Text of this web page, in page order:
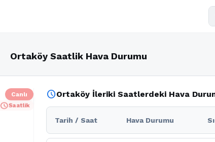
Ortaköy Saatlik Hava Durumu
Canlı
scheduleSaatlik
scheduleOrtaköy İleriki Saatlerdeki Hava
Tarih / Saat Hava Durumu